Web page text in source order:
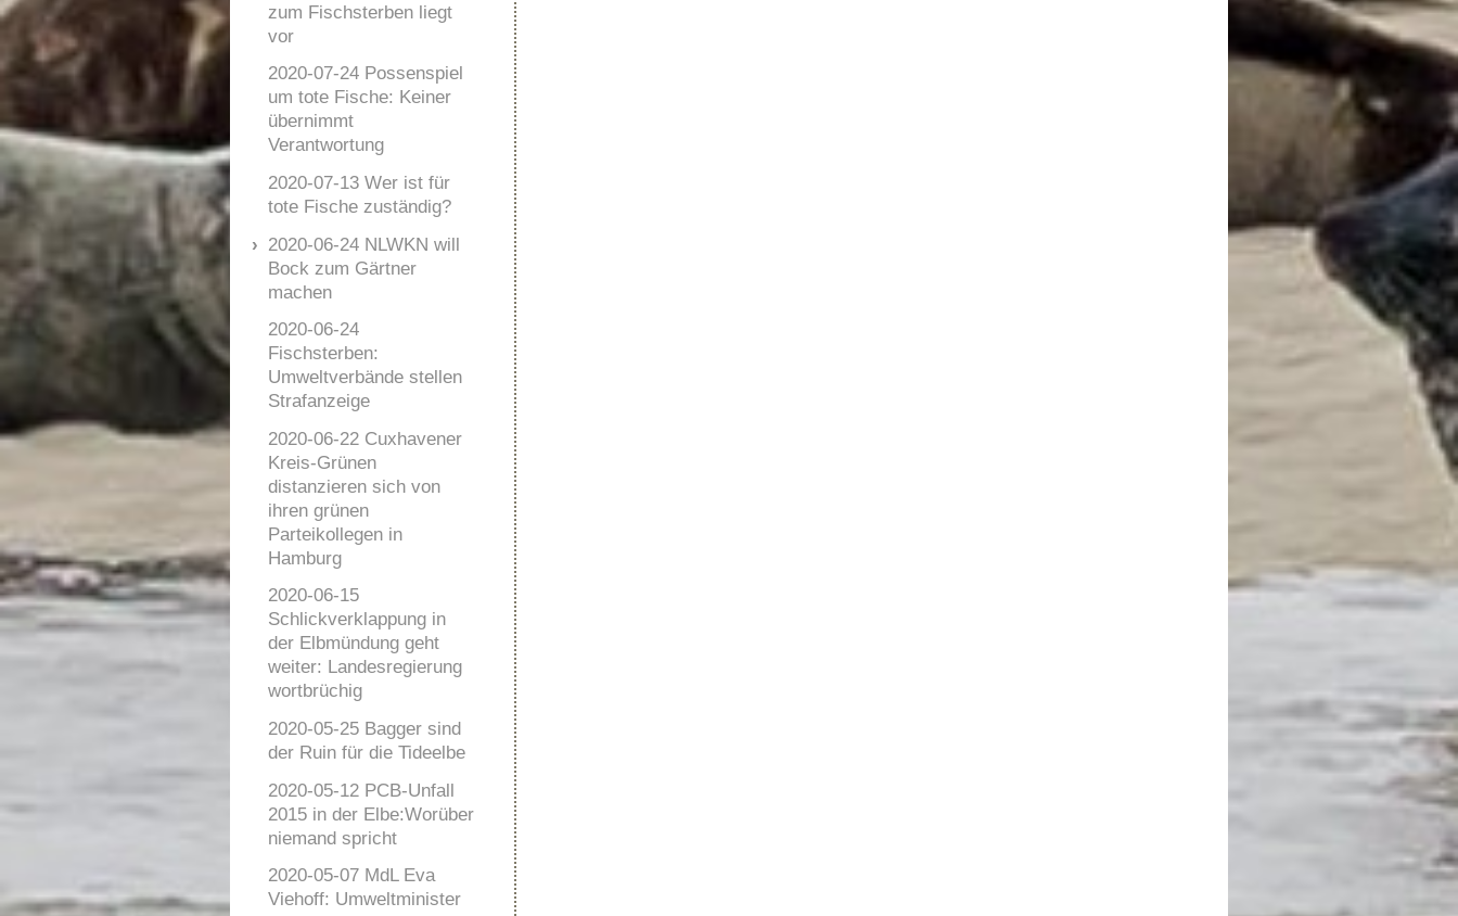
zum Fischsterben liegt
vor
2020-07-24 Possenspiel
um tote Fische: Keiner
übernimmt
Verantwortung
2020-07-13 Wer ist für
tote Fische zuständig?
2020-06-24 NLWKN will
Bock zum Gärtner
machen
2020-06-24
Fischsterben:
Umweltverbände stellen
Strafanzeige
2020-06-22 Cuxhavener
Kreis-Grünen
distanzieren sich von
ihren grünen
Parteikollegen in
Hamburg
2020-06-15
Schlickverklappung in
der Elbmündung geht
weiter: Landesregierung
wortbrüchig
2020-05-25 Bagger sind
der Ruin für die Tideelbe
2020-05-12 PCB-Unfall
2015 in der Elbe:Worüber
niemand spricht
2020-05-07 MdL Eva
Viehoff: Umweltminister